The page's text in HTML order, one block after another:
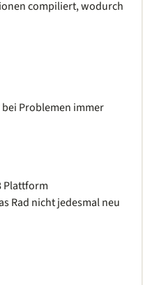
compiliert, wodurch
Problemen immer
Plattform
Rad nicht jedesmal neu